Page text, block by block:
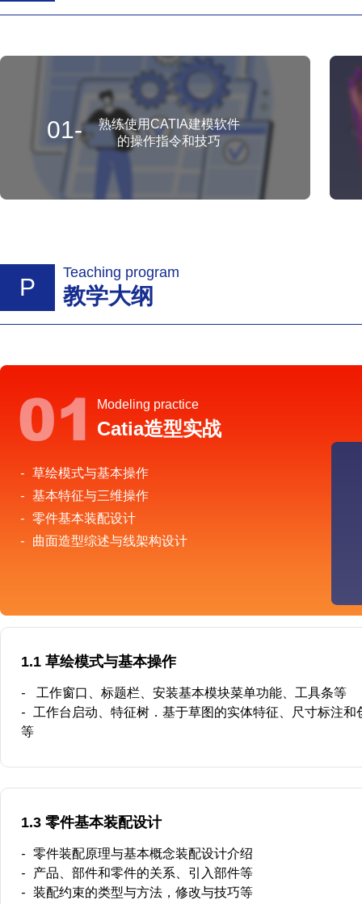
01-
熟练使用CATIA建模软件
的操作指令和技巧
P
Teaching program
教学大纲
Modeling practice
Catia造型实战
- 草绘模式与基本操作
- 基本特征与三维操作
- 零件基本装配设计
-
曲面造型综述与线架构设计
1.1 草绘模式与基本操作
-
工作窗口、标题栏、安装基本模块菜单功能、工具条等
-
工作台启动、特征树．基于草图的实体特征、尺寸标注和
等
1.3 零件基本装配设计
- 零件装配原理与基本概念装配设计介绍
-
产品、部件和零件的关系、引入部件等
- 装配约束的类型与方法，修改与技巧等